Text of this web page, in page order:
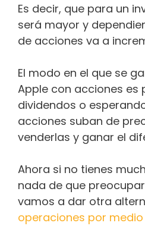
Es decir, que para un
será mayor y
de acciones va a
El modo en el que se
Apple con acciones es
dividendos o
acciones suban de
venderlas y ganar el
Ahora si no tienes
nada de que
vamos a dar otra
operaciones por medio